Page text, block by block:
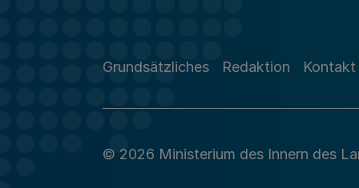
Grundsätzliches Redaktion Kontakt
© 2026 Ministerium des Innern des